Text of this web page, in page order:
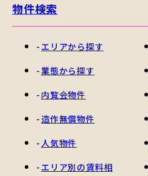
物件検索
エリアから探す
業態から探す
内覧会物件
造作無償物件
人気物件
エリア別の賃料相